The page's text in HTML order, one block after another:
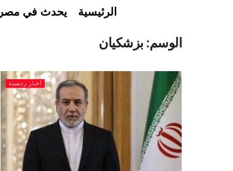
الرئيسية يحدث في مصر
الوسم: بزشكيان
أخبار رئيسية